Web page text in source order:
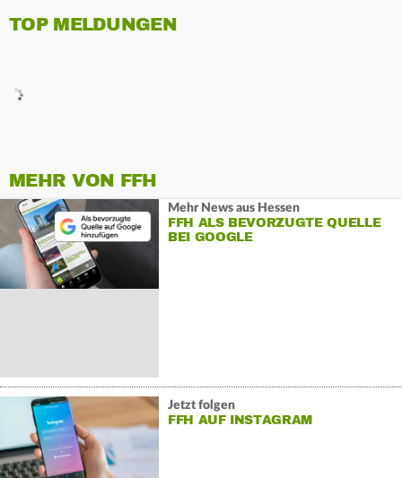
TOP MELDUNGEN
MEHR VON FFH
Mehr News aus Hessen
FFH ALS BEVORZUGTE QUELLE
BEI GOOGLE
Jetzt folgen
FFH AUF INSTAGRAM